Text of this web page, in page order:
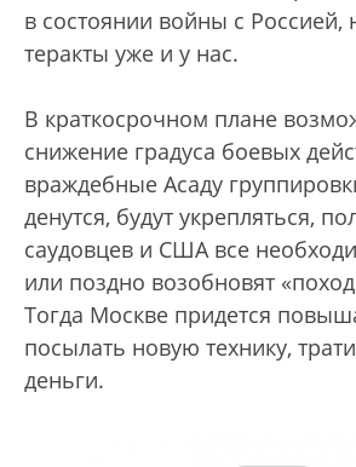
в состоянии войны с
теракты уже и у нас.
В краткосрочном плане
снижение градуса боевых
враждебные Асаду
денутся, будут укрепляться,
саудовцев и США все
или поздно возобновят
Тогда Москве придется
посылать новую технику,
деньги.